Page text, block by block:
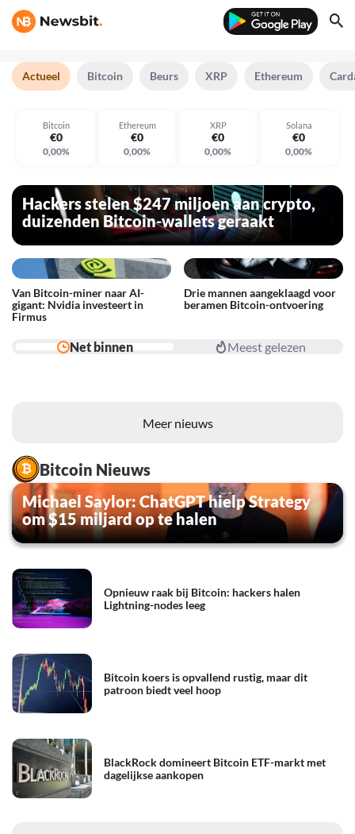
Actueel Bitcoin Beurs XRP Ethereum
Bitcoin
€0
€0
€0
0,00%
Ethereum
€0
€0
0,00%
XRP
€0
€0
€0
0,00%
Solana
€0
€0
€0
0,00%
Hackers stelen $247 miljoen aan crypto,
duizenden Bitcoin-wallets geraakt
Van Bitcoin-miner naar AI-
gigant: Nvidia investeert in
Firmus
Drie mannen aangeklaagd voor
beramen Bitcoin-ontvoering
Net binnen Meest gelezen
Meer nieuws
Bitcoin Nieuws
Michael Saylor: ChatGPT hielp Strategy
om $15 miljard op te halen
Opnieuw raak bij Bitcoin: hackers halen
Lightning-nodes leeg
Bitcoin koers is opvallend rustig, maar dit
patroon biedt veel hoop
BlackRock domineert Bitcoin ETF-markt met
dagelijkse aankopen